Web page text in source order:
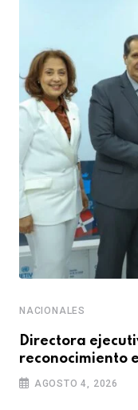
NACIONALES
Directora
reconocimiento
AGOSTO 4, 2026